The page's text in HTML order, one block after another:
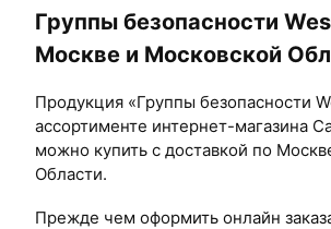
Группы безопасности
Москве и Московской
Продукция «Группы безопасности
ассортименте интернет-магазина
можно купить с доставкой по
Области.
Прежде чем оформить онлайн